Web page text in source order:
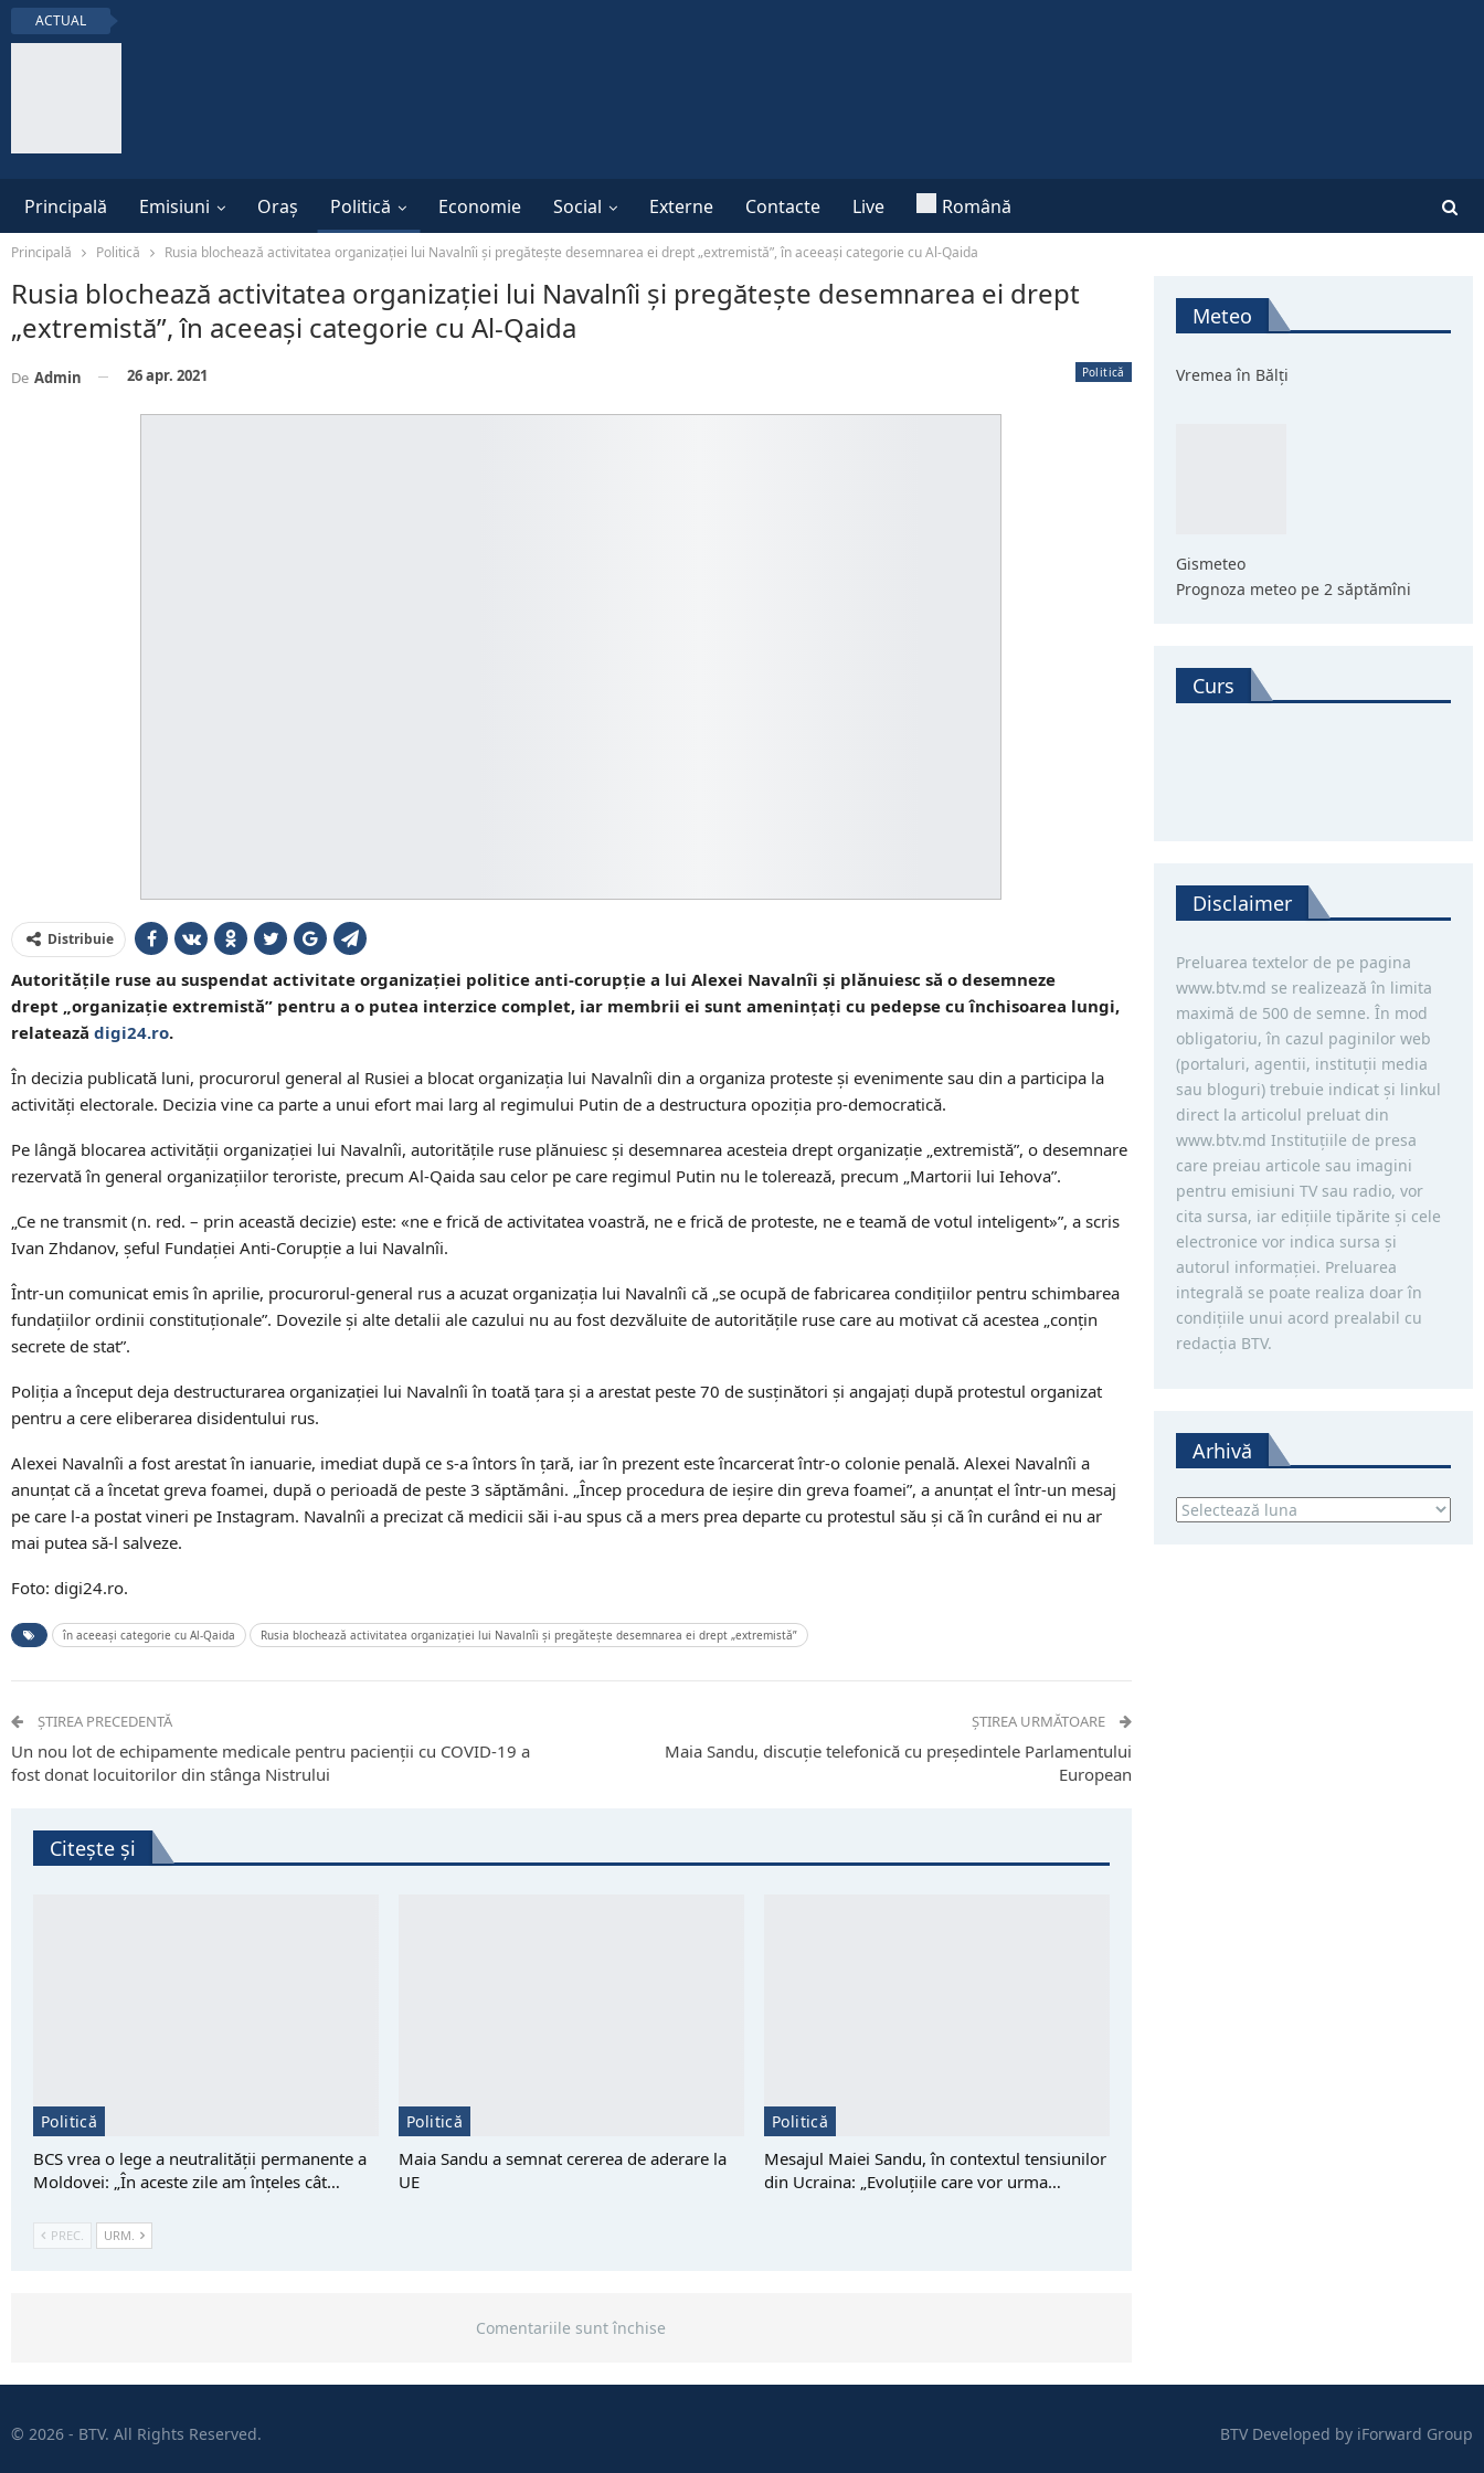
ACTUAL
Principală Emisiuni Oraș Politică Economie Social Externe Contacte Live Română
Principală Politică Rusia blochează activitatea organizației lui Navalnîi și pregătește desemnarea ei drept „extremistă”, în aceeași categorie cu Al-Qaida
Rusia blochează activitatea organizației lui Navalnîi și pregătește desemnarea ei drept
„extremistă”, în aceeași categorie cu Al-Qaida
Politică
De Admin 26 apr. 2021
Distribuie
Autoritățile ruse au suspendat activitate organizației politice anti-corupție a lui Alexei Navalnîi și plănuiesc să o desemneze
drept
„organizație extremistă” pentru a o putea interzice complet, iar membrii ei sunt amenințați cu pedepse cu închisoarea lungi,
relatează digi24.ro.
În decizia publicată luni, procurorul general al Rusiei a blocat organizația lui Navalnîi din a organiza proteste și evenimente sau din a participa la
activități electorale. Decizia vine ca parte a unui efort mai larg al regimului Putin de a destructura opoziția pro-democratică.
Pe lângă blocarea activității organizației lui Navalnîi, autoritățile ruse plănuiesc și desemnarea acesteia drept organizație „extremistă”, o desemnare
rezervată în general organizațiilor teroriste, precum Al-Qaida sau celor pe care regimul Putin nu le tolerează, precum „Martorii lui Iehova”.
„Ce ne transmit (n. red. – prin această decizie) este: «ne e frică de activitatea voastră, ne e frică de proteste, ne e teamă de votul inteligent»”, a scris
Ivan Zhdanov, șeful Fundației Anti-Corupție a lui Navalnîi.
Într-un comunicat emis în aprilie, procurorul-general rus a acuzat organizația lui Navalnîi că „ se ocupă de fabricarea condițiilor pentru schimbarea
fundațiilor ordinii constituționale”. Dovezile și alte detalii ale cazului nu au fost dezvăluite de autoritățile ruse care au motivat că acestea „conțin
secrete de stat”.
Poliția a început deja destructurarea organizației lui Navalnîi în toată țara și a arestat peste 70 de susținători și angajați după protestul organizat
pentru a cere eliberarea disidentului rus.
Alexei Navalnîi a fost arestat în ianuarie, imediat după ce s-a întors în țară, iar în prezent este încarcerat într-o colonie penală. Alexei Navalnîi a
anunțat că a încetat greva foamei, după o perioadă de peste 3 săptămâni. „Încep procedura de ieșire din greva foamei”, a anunțat el într-un mesaj
pe care l-a postat vineri pe Instagram. Navalnîi a precizat că medicii săi i-au spus că a mers prea departe cu protestul său și că în curând ei nu ar
mai putea să-l salveze.
Foto: digi24.ro.
în aceeași categorie cu Al-Qaida Rusia blochează activitatea organizației lui Navalnîi și pregătește desemnarea ei drept „extremistă”
ȘTIREA PRECEDENTĂ
Un nou lot de echipamente medicale pentru pacienții cu COVID-19 a
fost donat locuitorilor din stânga Nistrului
ȘTIREA URMĂTOARE
Maia Sandu, discuție telefonică cu președintele Parlamentului
European
Citește și
Politică
BCS vrea o lege a neutralității permanente a
Moldovei: „În aceste zile am înțeles cât…
Politică
Maia Sandu a semnat cererea de aderare la
UE
Politică
Mesajul Maiei Sandu, în contextul tensiunilor
din Ucraina: „Evoluțiile care vor urma…
PREC. URM.
Comentariile sunt închise
Meteo
Vremea în Bălți
Gismeteo
Prognoza meteo pe 2 săptămîni
Curs
Disclaimer
Preluarea textelor de pe pagina
www.btv.md se realizează în limita
maximă de 500 de semne. În mod
obligatoriu, în cazul paginilor web
(portaluri, agentii, instituţii media
sau bloguri) trebuie indicat şi linkul
direct la articolul preluat din
www.btv.md Instituţiile de presa
care preiau articole sau imagini
pentru emisiuni TV sau radio, vor
cita sursa, iar ediţiile tipărite și cele
electronice vor indica sursa şi
autorul informaţiei. Preluarea
integrală se poate realiza doar în
condiţiile unui acord prealabil cu
redacţia BTV.
Arhivă
Arhivă
© 2026 - BTV. All Rights Reserved. BTVDeveloped by iForward Group